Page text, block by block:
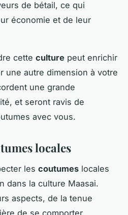
de bétail, ce qui
économie et de leur
cette culture peut enrichir
une autre dimension à votre
une grande
et seront ravis de
avec vous.
locales
les coutumes locales
dans la culture Maasai.
aspects, de la tenue
de se comporter.